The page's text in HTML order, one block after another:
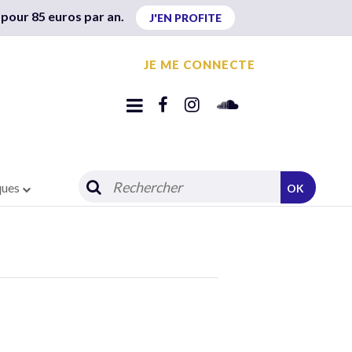
85 euros par an. J'EN PROFITE
JE ME CONNECTE
OK